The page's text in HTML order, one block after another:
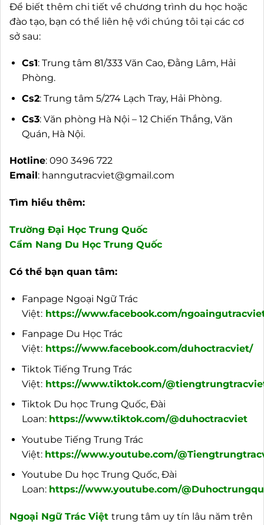
Để biết thêm chi tiết về chương trình du học hoặc
đào tạo, bạn có thể liên hệ với chúng tôi tại các cơ
sở sau:
Cs1: Trung tâm 81/333 Văn Cao, Đằng Lâm, Hải
Phòng.
Cs2: Trung tâm 5/274 Lạch Tray, Hải Phòng.
Cs3: Văn phòng Hà Nội – 12 Chiến Thắng, Văn
Quán, Hà Nội.
Hotline: 090 3496 722
Email: hanngutracviet@gmail.com
Tìm hiểu thêm:
Trường Đại Học Trung Quốc
Cẩm Nang Du Học Trung Quốc
Có thể bạn quan tâm:
Fanpage Ngoại Ngữ Trác
Việt: https://www.facebook.com/
Fanpage Du Học Trác
Việt: https://www.facebook.com/duhoctracviet/
Tiktok Tiếng Trung Trác
Việt: https://www.tiktok.com/
Tiktok Du học Trung Quốc, Đài
Loan: https://www.tiktok.com/@duhoctracviet
Youtube Tiếng Trung Trác
Việt: https://www.youtube.com/
Youtube Du học Trung Quốc, Đài
Loan: https://www.youtube.com/
Ngoại Ngữ Trác Việt trung tâm uy tín lâu năm trên